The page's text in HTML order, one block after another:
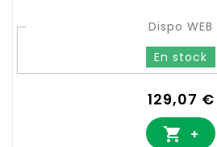
Dispo WEB
En stock
Prix
129,07 €
 +